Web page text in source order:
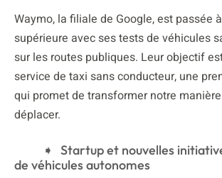
Waymo, la filiale de Google, est passée
supérieure avec ses tests de véhicules
sur les routes publiques. Leur objectif
service de taxi sans conducteur, une
qui promet de transformer notre
déplacer.
Startup et nouvelles
de véhicules autonomes